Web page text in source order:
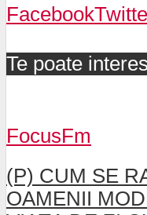
Facebook
Te poate
FocusFm
(P) CUM SE
OAMENII